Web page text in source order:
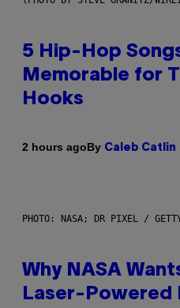
5 Hip-Hop
Memorable for
Hooks
2 hours agoBy Caleb Catlin
PHOTO: NASA; DR PIXEL /
Why NASA
Laser-Powered